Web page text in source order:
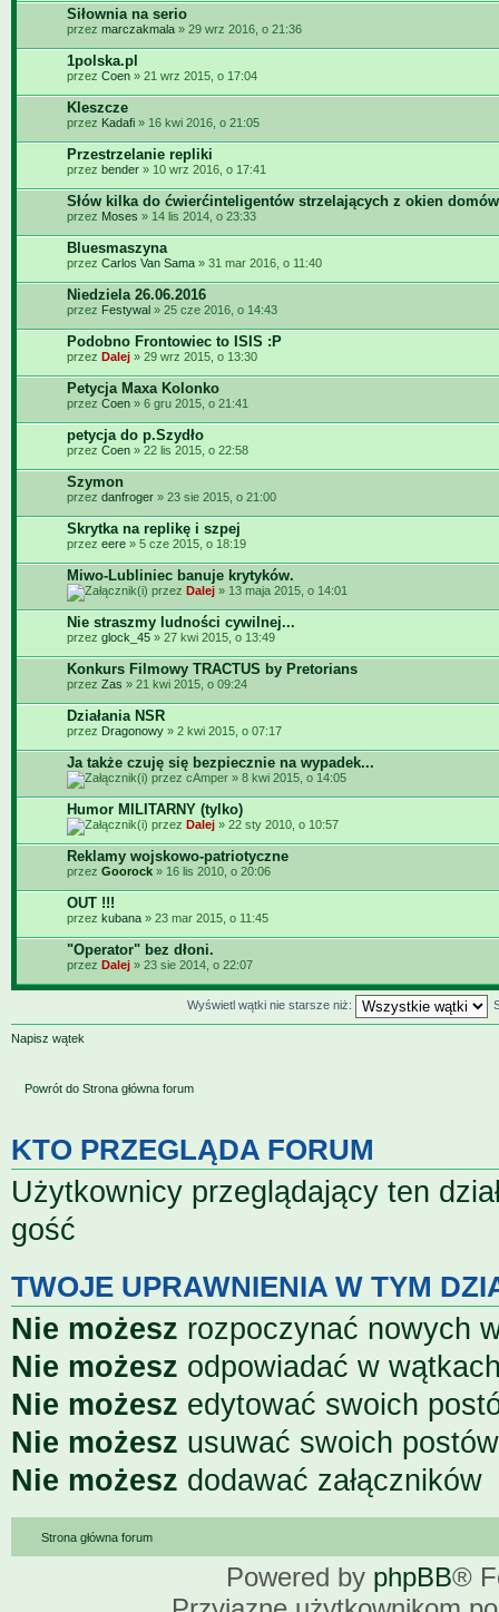
Siłownia na serio
przez marczakmala » 29 wrz 2016, o 21:36
1polska.pl
przez Coen » 21 wrz 2015, o 17:04
Kleszcze
przez Kadafi » 16 kwi 2016, o 21:05
Przestrzelanie repliki
przez bender » 10 wrz 2016, o 17:41
Słów kilka do ćwierćinteligentów strzelających z okien domów
przez Moses » 14 lis 2014, o 23:33
Bluesmaszyna
przez Carlos Van Sama » 31 mar 2016, o 11:40
Niedziela 26.06.2016
przez Festywal » 25 cze 2016, o 14:43
Podobno Frontowiec to ISIS :P
przez Dalej » 29 wrz 2015, o 13:30
Petycja Maxa Kolonko
przez Coen » 6 gru 2015, o 21:41
petycja do p.Szydło
przez Coen » 22 lis 2015, o 22:58
Szymon
przez danfroger » 23 sie 2015, o 21:00
Skrytka na replikę i szpej
przez eere » 5 cze 2015, o 18:19
Miwo-Lubliniec banuje krytyków.
przez Dalej » 13 maja 2015, o 14:01
Nie straszmy ludności cywilnej...
przez glock_45 » 27 kwi 2015, o 13:49
Konkurs Filmowy TRACTUS by Pretorians
przez Zas » 21 kwi 2015, o 09:24
Działania NSR
przez Dragonowy » 2 kwi 2015, o 07:17
Ja także czuję się bezpiecznie na wypadek...
przez cAmper » 8 kwi 2015, o 14:05
Humor MILITARNY (tylko)
przez Dalej » 22 sty 2010, o 10:57
Reklamy wojskowo-patriotyczne
przez Goorock » 16 lis 2010, o 20:06
OUT !!!
przez kubana » 23 mar 2015, o 11:45
"Operator" bez dłoni.
przez Dalej » 23 sie 2014, o 22:07
Wyświetl wątki nie starsze niż:
Napisz wątek
Powrót do Strona główna forum
KTO PRZEGLĄDA FORUM
Użytkownicy przeglądający ten
gość
TWOJE UPRAWNIENIA W TYM
Nie możesz rozpoczynać nowych
Nie możesz odpowiadać w
Nie możesz edytować swoich
Nie możesz usuwać swoich postów
Nie możesz dodawać załączników
Strona główna forum
Powered by phpBB®